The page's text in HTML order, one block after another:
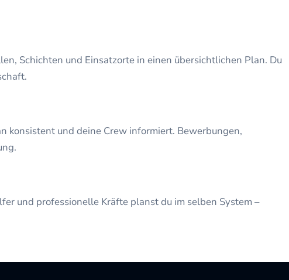
Schichten und Einsatzorte in einen übersichtlichen Plan. Du
konsistent und deine Crew informiert. Bewerbungen,
und professionelle Kräfte planst du im selben System –